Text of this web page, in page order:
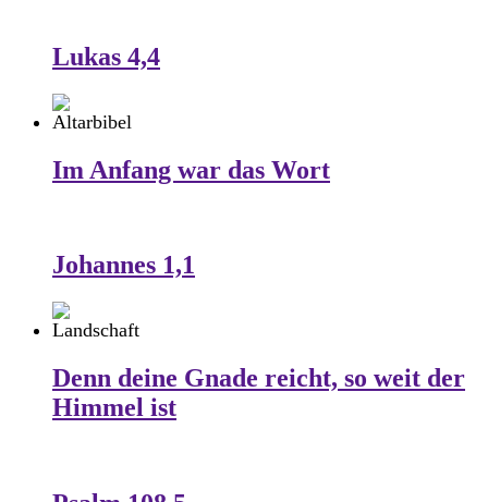
Lukas 4,4
Im Anfang war das Wort
Johannes 1,1
Denn deine Gnade reicht, so weit der
Himmel ist